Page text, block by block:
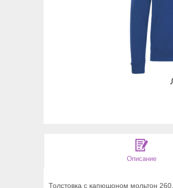
Описание
Толстовка с капюшоном мольтон